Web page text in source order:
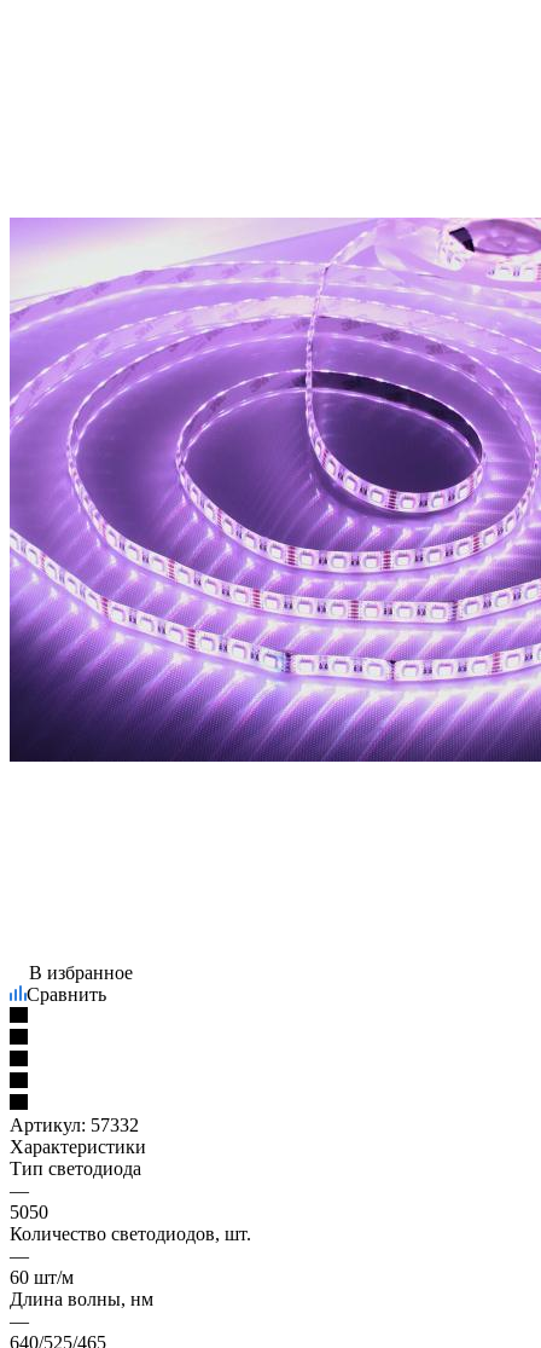
В избранное
Сравнить
Артикул: 57332
Характеристики
Тип светодиода
—
5050
Количество светодиодов, шт.
—
60 шт/м
Длина волны, нм
—
640/525/465